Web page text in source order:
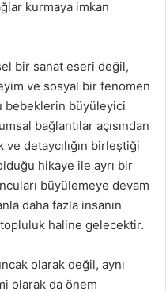
kurmaya imkan
bir sanat eseri değil,
ve sosyal bir fenomen
bebeklerin büyüleyici
bağlantılar açısından
detaycılığın birleştiği
hikaye ile ayrı bir
büyülemeye devam
daha fazla insanın
haline gelecektir.
olarak değil, aynı
olarak da önem